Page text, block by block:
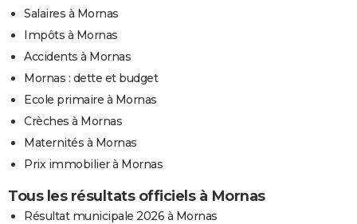
Salaires à Mornas
Impôts à Mornas
Accidents à Mornas
Mornas : dette et budget
Ecole primaire à Mornas
Crèches à Mornas
Maternités à Mornas
Prix immobilier à Mornas
Tous les résultats officiels à Mornas
Résultat municipale 2026 à Mornas